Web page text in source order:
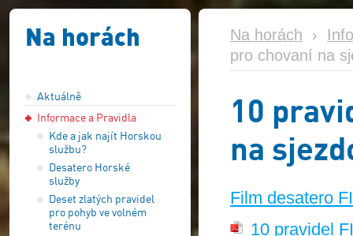
Na horách
Aktuálně
Informace a Pravidla
Kde a jak najít Horskou
službu?
Desatero Horské
služby
Deset zlatých pravidel
pro pohyb ve volném
terénu
Na horách ›
pro chovaní na
10
na
Film desatero
10 pravidel